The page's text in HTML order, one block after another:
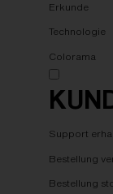
Erkunde
Technologie
Colorama
Support
Bestellung
Bestellung